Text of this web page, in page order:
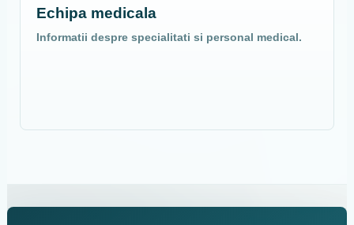
Echipa medicala
Informatii despre specialitati si personal medical.